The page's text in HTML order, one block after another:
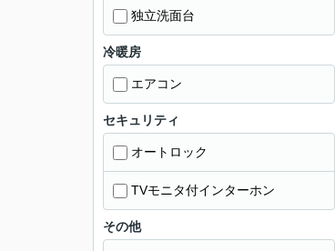
独立洗面台
冷暖房
エアコン
セキュリティ
オートロック
TVモニタ付インターホン
その他